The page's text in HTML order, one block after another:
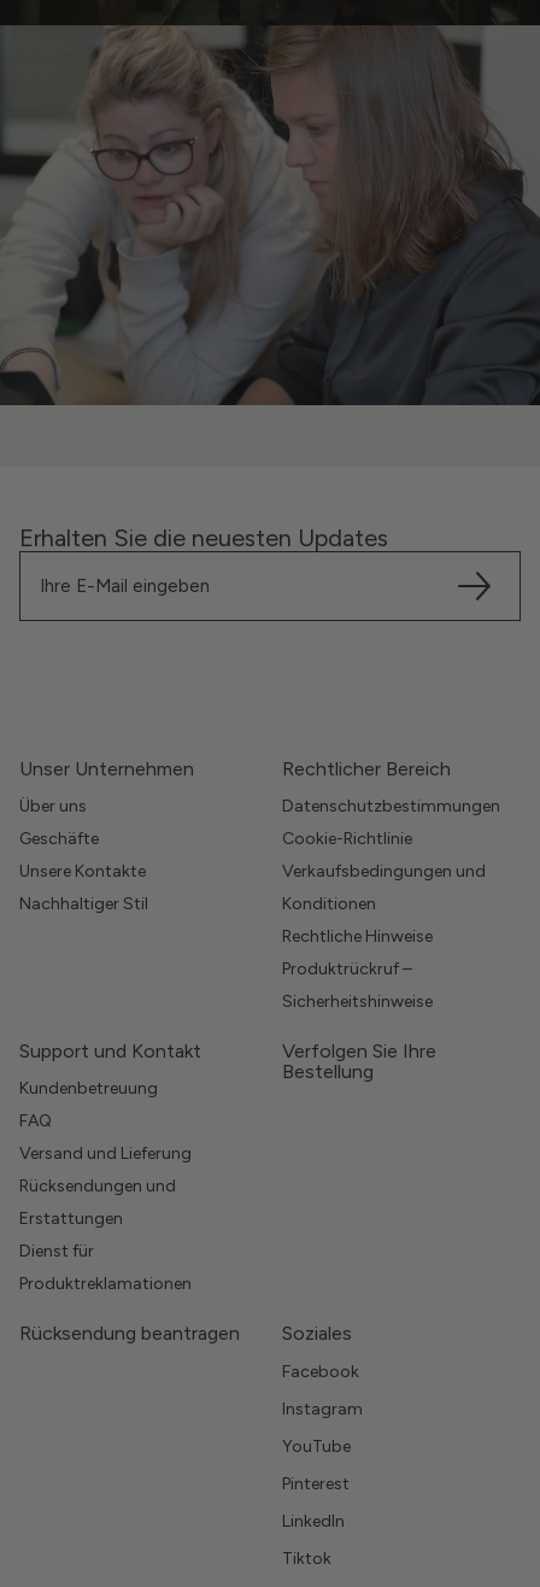
Erhalten Sie die neuesten Updates
Unser Unternehmen
Über uns
Geschäfte
Unsere Kontakte
Nachhaltiger Stil
Rechtlicher Bereich
Datenschutzbestimmungen
Cookie-Richtlinie
Verkaufsbedingungen und
Konditionen
Rechtliche Hinweise
Produktrückruf –
Sicherheitshinweise
Support und Kontakt
Kundenbetreuung
FAQ
Versand und Lieferung
Rücksendungen und
Erstattungen
Dienst für
Produktreklamationen
Verfolgen Sie Ihre
Bestellung
Rücksendung beantragen Soziales
Facebook
Instagram
YouTube
Pinterest
LinkedIn
Tiktok